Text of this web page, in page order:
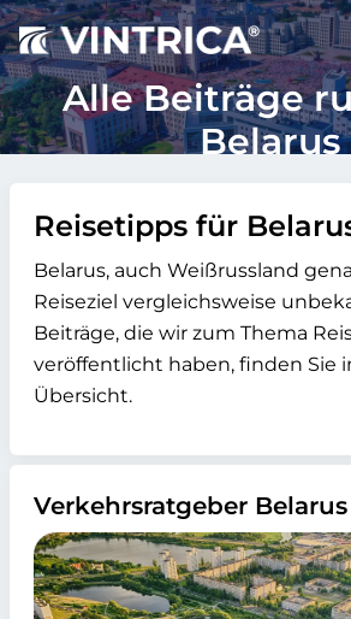
Alle Beiträge
Belarus
Reisetipps für
Belarus, auch Weißrussland
Reiseziel vergleichsweise
Beiträge, die wir zum Thema
veröffentlicht haben, finden Sie
Übersicht.
Verkehrsratgeber Belarus